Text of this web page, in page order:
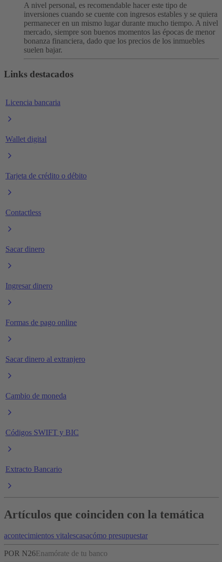
A nivel personal, es recomendable hacer este tipo de
inversiones cuando se cuente con ingresos estables y se quiera
permanecer en un mismo lugar durante mucho tiempo. A nivel
mercado, siempre son buenos momentos las épocas de menor
bonanza financiera, dado que los precios de los inmuebles
suelen bajar.
Links destacados
Licencia bancaria
Wallet digital
Tarjeta de crédito o débito
Contactless
Sacar dinero
Ingresar dinero
Formas de pago online
Sacar dinero al extranjero
Cambio de moneda
Códigos SWIFT y BIC
Extracto Bancario
Artículos que coinciden con la temática
acontecimientos vitalescasacómo presupuestar
POR N26Enamórate de tu banco